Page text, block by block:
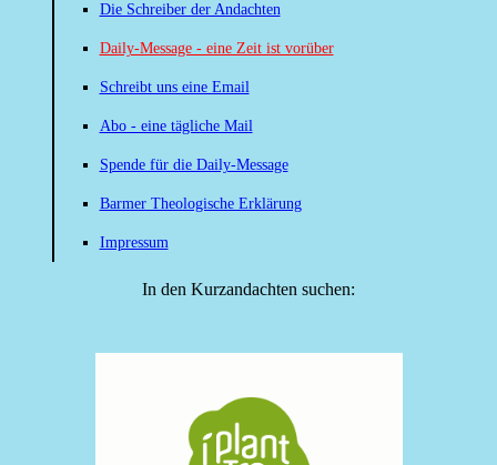
Die Schreiber der Andachten
Daily-Message - eine Zeit ist vorüber
Schreibt uns eine Email
Abo - eine tägliche Mail
Spende für die Daily-Message
Barmer Theologische Erklärung
Impressum
In den Kurzandachten suchen: